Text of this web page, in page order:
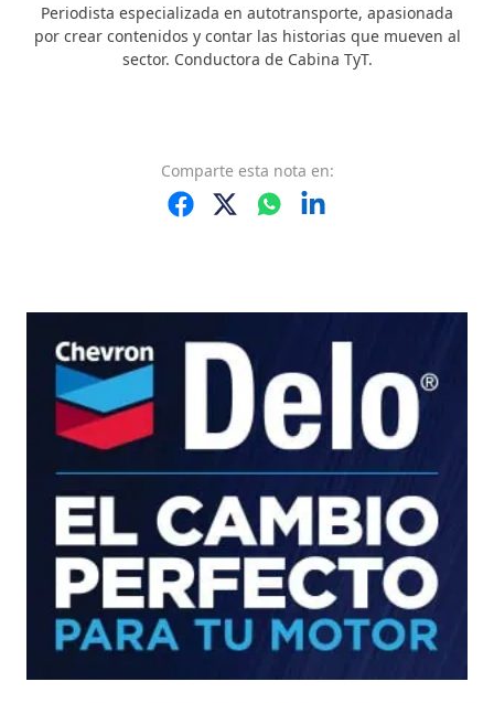
Periodista especializada en autotransporte, apasionada
por crear contenidos y contar las historias que mueven al
sector. Conductora de Cabina TyT.
Comparte esta nota en: